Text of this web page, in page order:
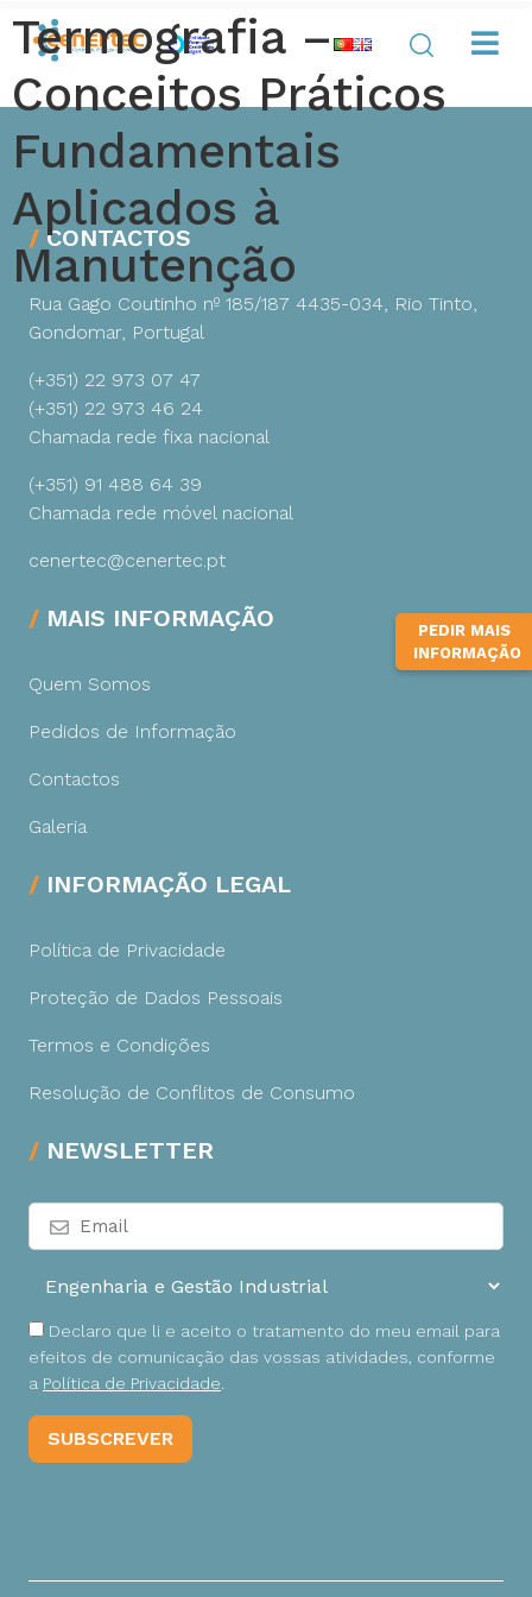
PEDIR MAIS
INFORMAÇÃO
Termografia –
Conceitos Práticos
Fundamentais
Aplicados à
Manutenção
CONTACTOS
Rua Gago Coutinho nº 185/187 4435-034, Rio Tinto,
Gondomar, Portugal
(+351) 22 973 07 47
(+351) 22 973 46 24
Chamada rede fixa nacional
(+351) 91 488 64 39
Chamada rede móvel nacional
cenertec@cenertec.pt
MAIS INFORMAÇÃO
Quem Somos
Pedidos de Informação
Contactos
Galeria
INFORMAÇÃO LEGAL
Política de Privacidade
Proteção de Dados Pessoais
Termos e Condições
Resolução de Conflitos de Consumo
NEWSLETTER
Declaro que li e aceito o tratamento do meu email para
efeitos de comunicação das vossas atividades, conforme
a Política de Privacidade